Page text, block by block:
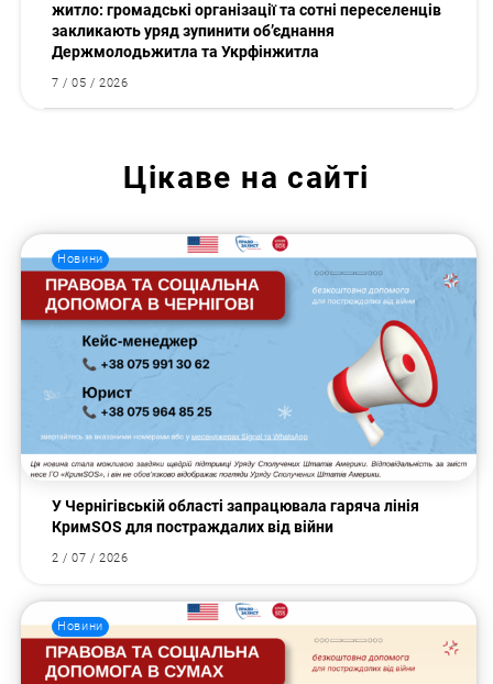
житло: громадські організації та сотні переселенців
закликають уряд зупинити об’єднання
Держмолодьжитла та Укрфінжитла
7 / 05 / 2026
Цікаве на сайті
Новини
У Чернігівській області запрацювала гаряча лінія
КримSOS для постраждалих від війни
2 / 07 / 2026
Новини